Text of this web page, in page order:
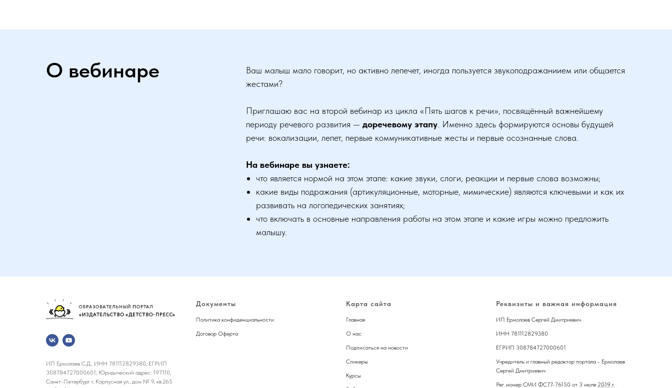
О вебинаре
Ваш малыш мало говорит, но активно лепечет, иногда пользуется звукоподражаниием или общается
жестами?
Приглашаю вас на второй вебинар из цикла «Пять шагов к речи», посвящённый важнейшему
периоду речевого развития — доречевому этапу . Именно здесь формируются основы будущей
речи: вокализации, лепет, первые коммуникативные жесты и первые осознанные слова.
На вебинаре вы узнаете:
что является нормой на этом этапе: какие звуки, слоги, реакции и первые слова возможны;
какие виды подражания (артикуляционные, моторные, мимические) являются ключевыми и как их
развивать на логопедических занятиях;
что включать в основные направления работы на этом этапе и какие игры можно предложить
малышу.
ИП Ермолаев С.Д., ИНН 781112829380, ЕГРИП
308784727000601, Юридический адрес: 197110,
Санкт-Петербург г, Корпусная ул., дом № 9, кв.265
Документы
Политика конфиденциальности
Договор Оферта
Карта сайта
Главная
О нас
Подписаться на новости
Спикеры
Курсы
Реквизиты и важная информация
ИП Ермолаев Сергей Дмитриевич
ИНН 781112829380
ЕГРИП 308784727000601
Учредитель и главный редактор портала - Ермолаев
Сергей Дмитриевич
Рег. номер СМИ ФС77-76150 от 3 июля 2019 г.